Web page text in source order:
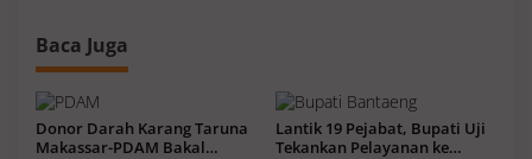
Baca Juga
Donor Darah Karang Taruna
Makassar-PDAM Bakal
Lantik 19 Pejabat, Bupati Uji
Tekankan Pelayanan ke